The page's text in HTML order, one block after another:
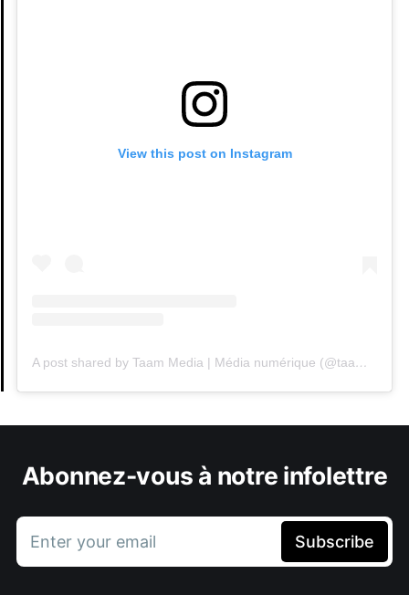
View this post on Instagram
A post shared by Taam Media | Média numérique (@taammedia)
Abonnez-vous à notre infolettre
Enter your email Subscribe